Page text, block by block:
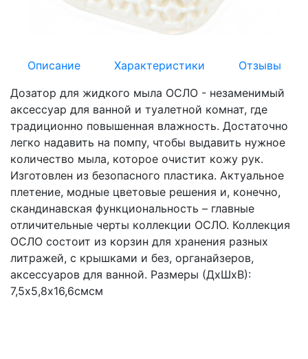
Описание Характеристики
Отзывы
Дозатор для жидкого мыла ОСЛО - незаменимый
аксессуар для ванной и туалетной комнат, где
традиционно повышенная влажность. Достаточно
легко надавить на помпу, чтобы выдавить нужное
количество мыла, которое очистит кожу рук.
Изготовлен из безопасного пластика. Актуальное
плетение, модные цветовые решения и, конечно,
скандинавская функциональность – главные
отличительные черты коллекции ОСЛО. Коллекция
ОСЛО состоит из корзин для хранения разных
литражей, с крышками и без, органайзеров,
аксессуаров для ванной. Размеры (ДхШхВ):
7,5х5,8х16,6смсм